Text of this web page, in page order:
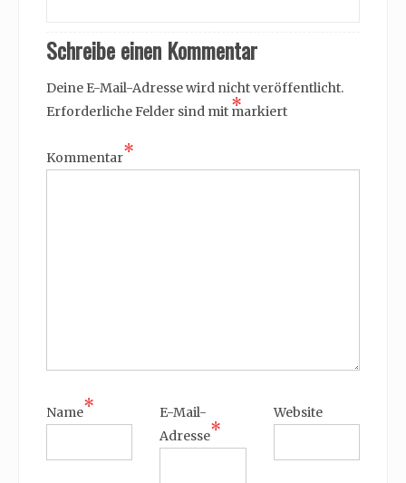
Schreibe einen Kommentar
Deine E-Mail-Adresse wird nicht veröffentlicht.
Erforderliche Felder sind mit *
markiert
Kommentar*
Name*
E-Mail-
Adresse*
Website